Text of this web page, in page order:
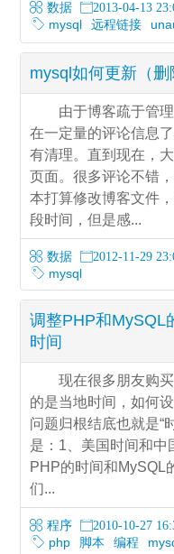
数据 2013-04-13
mysql
远程链接
mysql如何更新（
由于博客疏于管
在一定量的评论信息
有清理。直到现在，
页面。很多评论不错
本打算修改博客文件
段时间，但是感...
数据 2012-11-29
mysql
调整PHP和MySQL
时间
现在很多朋友购
的是当地时间，如何
问题归根结底也就是“
是：1、美国时间和中
PHP的时间和MySQL
们...
程序 2010-10-27
php
脚本 编程